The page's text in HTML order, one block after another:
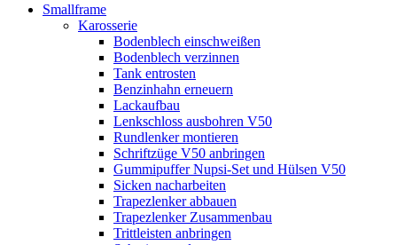
Smallframe
Karosserie
Bodenblech einschweißen
Bodenblech verzinnen
Tank entrosten
Benzinhahn erneuern
Lackaufbau
Lenkschloss ausbohren V50
Rundlenker montieren
Schriftzüge V50 anbringen
Gummipuffer Nupsi-Set und Hülsen V50
Sicken nacharbeiten
Trapezlenker abbauen
Trapezlenker Zusammenbau
Trittleisten anbringen